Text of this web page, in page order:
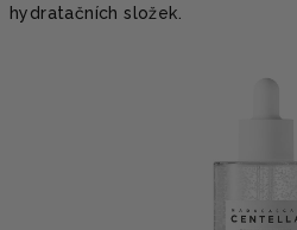
hydratačních složek.